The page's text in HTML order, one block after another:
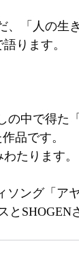
、「⼈の⽣
ります。
の中で得た
品です。
たります。
ソング「ア
とSHOGEN